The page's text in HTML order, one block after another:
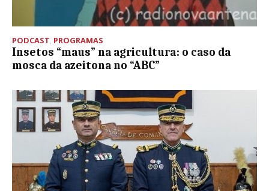
PODCAST, PROGRAMAS
Insetos “maus” na agricultura: o caso da
mosca da azeitona no “ABC”